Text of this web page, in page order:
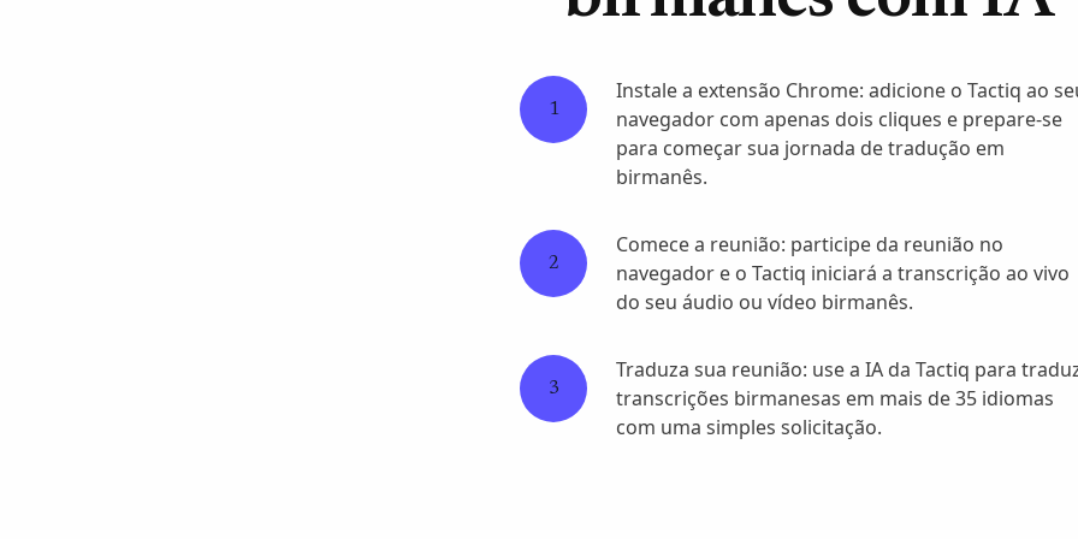
1
Instale a extensão Chrome: adicione o Tactiq ao
navegador com apenas dois cliques e prepare-se
para começar sua jornada de tradução em
birmanês.
2
Comece a reunião: participe da reunião no
navegador e o Tactiq iniciará a transcrição ao vivo
do seu áudio ou vídeo birmanês.
3
Traduza sua reunião: use a IA da Tactiq para
transcrições birmanesas em mais de 35 idiomas
com uma simples solicitação.